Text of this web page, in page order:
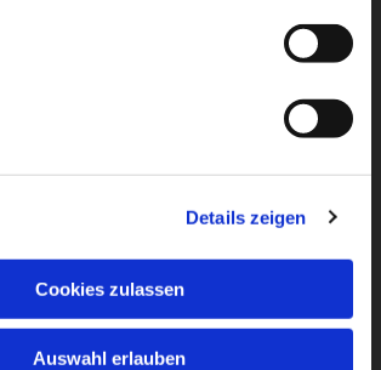
Details zeigen
Cookies zulassen
Auswahl erlauben